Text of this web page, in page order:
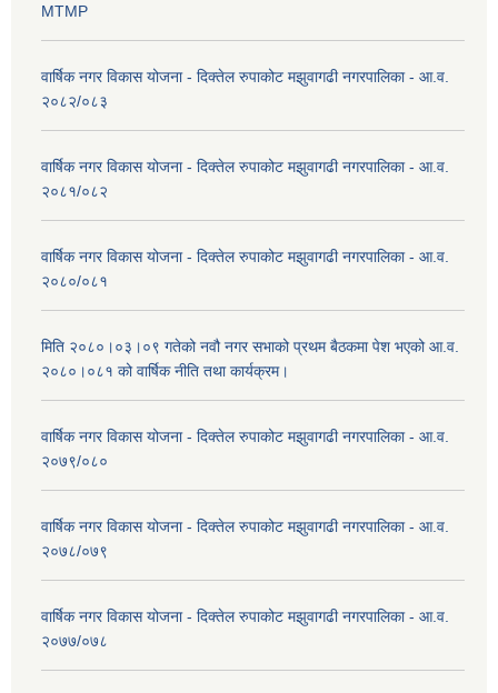
MTMP
वार्षिक नगर विकास योजना - दिक्तेल रुपाकोट मझुवागढी नगरपालिका - आ.व.
२०८२/०८३
वार्षिक नगर विकास योजना - दिक्तेल रुपाकोट मझुवागढी नगरपालिका - आ.व.
२०८१/०८२
वार्षिक नगर विकास योजना - दिक्तेल रुपाकोट मझुवागढी नगरपालिका - आ.व.
२०८०/०८१
मिति २०८०।०३।०९ गतेको नवौ नगर सभाको प्रथम बैठकमा पेश भएको आ.व.
२०८०।०८१ को वार्षिक नीति तथा कार्यक्रम।
वार्षिक नगर विकास योजना - दिक्तेल रुपाकोट मझुवागढी नगरपालिका - आ.व.
२०७९/०८०
वार्षिक नगर विकास योजना - दिक्तेल रुपाकोट मझुवागढी नगरपालिका - आ.व.
२०७८/०७९
वार्षिक नगर विकास योजना - दिक्तेल रुपाकोट मझुवागढी नगरपालिका - आ.व.
२०७७/०७८